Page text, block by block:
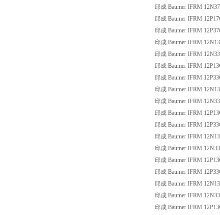
邱成 Baumer IFRM
邱成 Baumer IFRM
邱成 Baumer IFRM
邱成 Baumer IFRM
邱成 Baumer IFRM
邱成 Baumer IFRM
邱成 Baumer IFRM
邱成 Baumer IFRM
邱成 Baumer IFRM
邱成 Baumer IFRM
邱成 Baumer IFRM
邱成 Baumer IFRM
邱成 Baumer IFRM
邱成 Baumer IFRM
邱成 Baumer IFRM
邱成 Baumer IFRM
邱成 Baumer IFRM
邱成 Baumer IFRM